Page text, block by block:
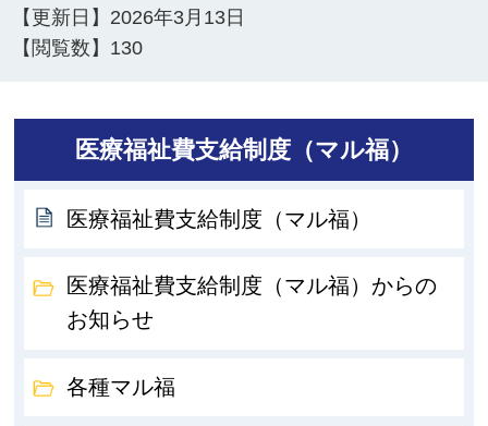
【更新日】 2026年3月13日
【閲覧数】 130
医療福祉費支給制度（マル福）
医療福祉費支給制度（マル福）
医療福祉費支給制度（マル福）からの
お知らせ
各種マル福